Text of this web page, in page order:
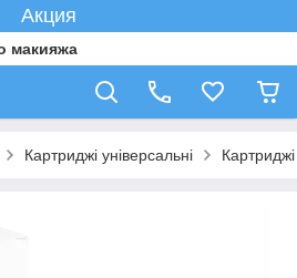
Акция
макияжа
Картриджі універсальні